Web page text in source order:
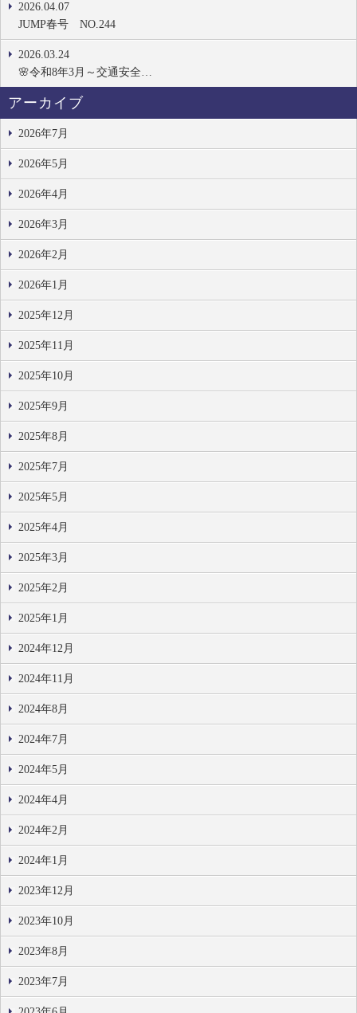
2026.04.07
JUMP春号 NO.244
2026.03.24
🌸令和8年3月～交通安全…
アーカイブ
2026年7月
2026年5月
2026年4月
2026年3月
2026年2月
2026年1月
2025年12月
2025年11月
2025年10月
2025年9月
2025年8月
2025年7月
2025年5月
2025年4月
2025年3月
2025年2月
2025年1月
2024年12月
2024年11月
2024年8月
2024年7月
2024年5月
2024年4月
2024年2月
2024年1月
2023年12月
2023年10月
2023年8月
2023年7月